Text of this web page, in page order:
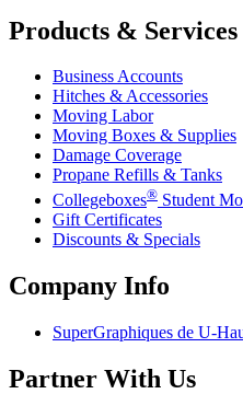
Products & Services
Business Accounts
Hitches & Accessories
Moving Labor
Moving Boxes & Supplies
Damage Coverage
Propane Refills & Tanks
Collegeboxes® Student
Gift Certificates
Discounts & Specials
Company Info
SuperGraphiques de U-
Partner With Us